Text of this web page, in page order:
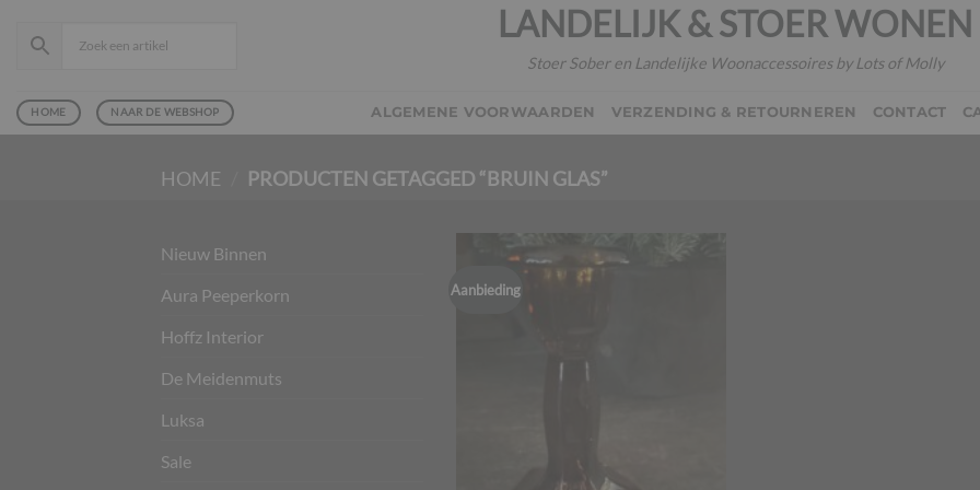
naar
LANDELIJK & STOER WONEN
Stoer Sober en Landelijke Woonaccessoires by Lots of Molly
HOME NAAR DE WEBSHOP ALGEMENE VOORWAARDEN VERZENDING & RETOURNEREN CONTACT
HOME PRODUCTEN GETAGGED “BRUIN GLAS”
Nieuw Binnen
Aura Peeperkorn
Hoffz Interior
De Meidenmuts
Luksa
Sale
Aanbieding